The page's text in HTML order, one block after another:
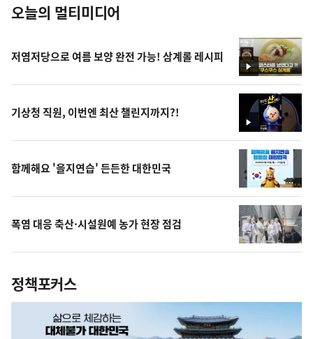
오늘의 멀티미디어
영
상
저염저당으로 여름 보양 완전 가능! 삼계롤 레시피
영
상
기상청 직원, 이번엔 최산 챌린지까지?!
함께해요 '을지연습' 든든한 대한민국
폭염 대응 축산·시설원예 농가 현장 점검
정책포커스